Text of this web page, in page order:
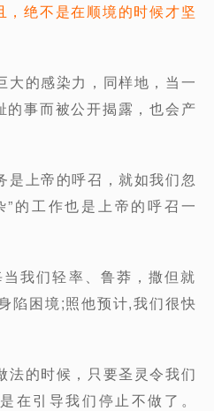
绝不是在顺境的时候才坚
大的感染力，同样地，当一
的事而被公开揭露，也会产
是上帝的呼召，就如我们忽
的工作也是上帝的呼召一
我们轻率、鲁莽，撒但就
陷困境;照他预计,我们很快
法的时候，只要圣灵令我们
在引导我们停止不做了。